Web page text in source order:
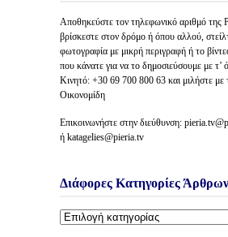
Αποθηκεύστε τον τηλεφωνικό αριθμό της
βρίσκεστε στον δρόμο ή όπου αλλού,
φωτογραφία με μικρή περιγραφή ή το
που κάνατε για να το δημοσιεύσουμε με τ’
Κινητό: +30 69 700 800 63 και μιλήστε με
Οικονομίδη
Επικοινωνήστε στην διεύθυνση:
ή katagelies@pieria.tv
Διάφορες Κατηγορίες Άρθρων
Διάφορες